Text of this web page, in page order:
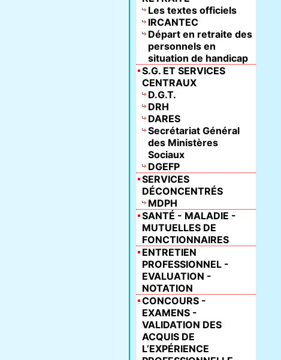
Les textes officiels
IRCANTEC
Départ en retraite des
personnels en
situation de handicap
S.G. ET SERVICES
CENTRAUX
D.G.T.
DRH
DARES
Secrétariat Général
des Ministères
Sociaux
DGEFP
SERVICES
DÉCONCENTRÉS
MDPH
SANTÉ - MALADIE -
MUTUELLES DE
FONCTIONNAIRES
ENTRETIEN
PROFESSIONNEL -
EVALUATION -
NOTATION
CONCOURS -
EXAMENS -
VALIDATION DES
ACQUIS DE
L’EXPÉRIENCE